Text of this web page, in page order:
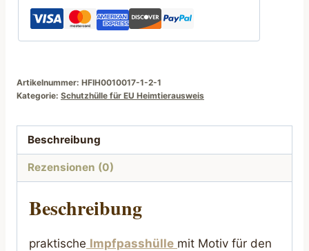
Dalmatiner
Motiv
Artikelnummer: HFIH0010017-1-2-1
Kategorie: Schutzhülle für EU Heimtierausweis
Beschreibung
Rezensionen (0)
Beschreibung
praktische Impfpasshülle mit Motiv für den